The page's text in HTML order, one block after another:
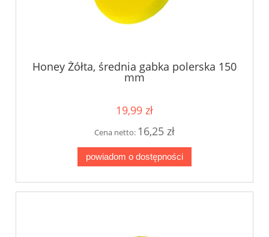
Honey Żółta, średnia gabka polerska 150
mm
19,99 zł
Cena netto: 16,25 zł
powiadom o dostępności